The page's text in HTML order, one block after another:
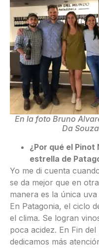
En la foto Bruno
Da
¿Por qué el
estrella de
Yo me di cuenta
se da mejor que en
manera es la única
En Patagonia, el ciclo
el clima. Se logran
poca acidez. En Fin
dedicamos más